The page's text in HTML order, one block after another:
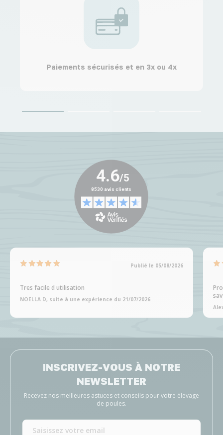
Paiements sécurisés et en 3x ou 4x
Publié le 05/08/2026
Tres facile d utilisation
NOELLA D, suite à une expérience du 21/07/2026
INSCRIVEZ-VOUS À NOTRE
NEWSLETTER
Recevez nos meilleures astuces et conseils pour votre élevage
de poules.